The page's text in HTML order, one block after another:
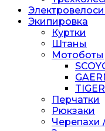
Экипировка
Куртки
Штаны
Мотоботы
TIGER
Перчатки
Рюкзаки
Черепахи